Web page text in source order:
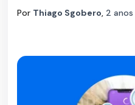
Por Thiago Sgobero, 2 anos